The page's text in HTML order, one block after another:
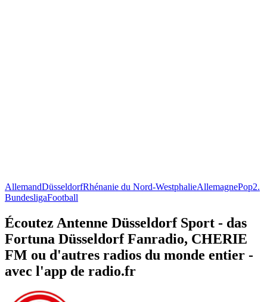
AllemandDüsseldorfRhénanie du Nord-WestphalieAllemagnePop2.
BundesligaFootball
Écoutez Antenne Düsseldorf Sport - das
Fortuna Düsseldorf Fanradio, CHERIE
FM ou d'autres radios du monde entier -
avec l'app de radio.fr